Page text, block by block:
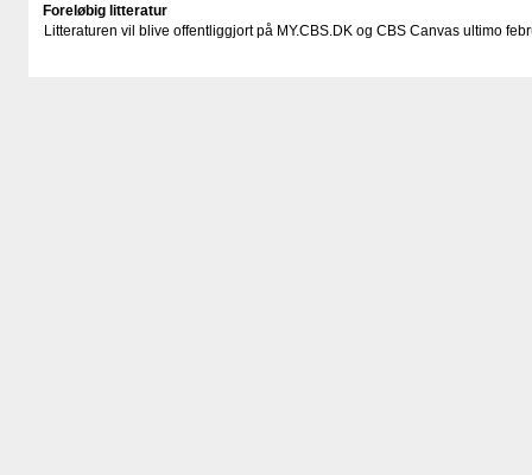
Foreløbig litteratur
Litteraturen vil blive offentliggjort på MY.CBS.DK og CBS Canvas ultimo